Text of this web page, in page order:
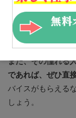
なたの理想像とい
像の方向に向かっ
すね。
また、その憧れる
であれば、ぜひ直
バイスがもらえる
しょう。